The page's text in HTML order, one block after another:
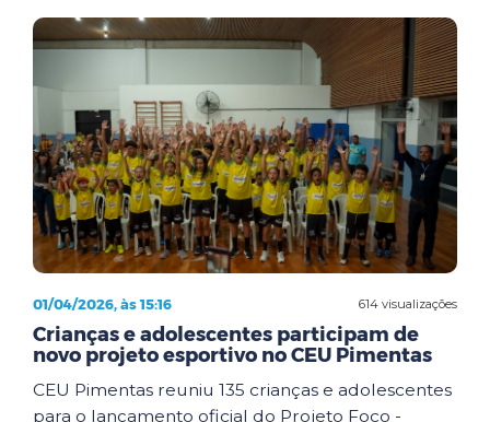
614 visualizações
01/04/2026, às 15:16
Crianças e adolescentes participam de
novo projeto esportivo no CEU Pimentas
CEU Pimentas reuniu 135 crianças e adolescentes
para o lançamento oficial do Projeto Foco -